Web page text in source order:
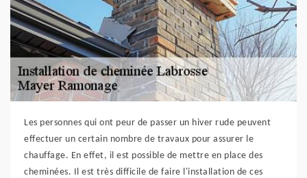
Les personnes qui ont peur de passer un hiver rude peuvent
effectuer un certain nombre de travaux pour assurer le
chauffage. En effet, il est possible de mettre en place des
cheminées. Il est très difficile de faire l'installation de ces